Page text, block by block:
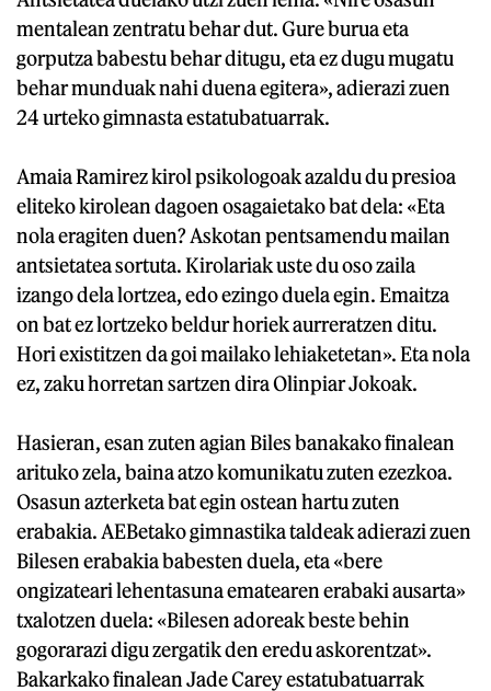
mentalean zentratu behar dut. Gure burua eta
gorputza babestu behar ditugu, eta ez dugu mugatu
behar munduak nahi duena egitera», adierazi zuen
24 urteko gimnasta estatubatuarrak.
Amaia Ramirez kirol psikologoak azaldu du presioa
eliteko kirolean dagoen osagaietako bat dela: «Eta
nola eragiten duen? Askotan pentsamendu mailan
antsietatea sortuta. Kirolariak uste du oso zaila
izango dela lortzea, edo ezingo duela egin. Emaitza
on bat ez lortzeko beldur horiek aurreratzen ditu.
Hori existitzen da goi mailako lehiaketetan». Eta nola
ez, zaku horretan sartzen dira Olinpiar Jokoak.
Hasieran, esan zuten agian Biles banakako finalean
arituko zela, baina atzo komunikatu zuten ezezkoa.
Osasun azterketa bat egin ostean hartu zuten
erabakia. AEBetako gimnastika taldeak adierazi zuen
Bilesen erabakia babesten duela, eta «bere
ongizateari lehentasuna ematearen erabaki ausarta»
txalotzen duela: «Bilesen adoreak beste behin
gogorarazi digu zergatik den eredu askorentzat».
Bakarkako finalean Jade Carey estatubatuarrak